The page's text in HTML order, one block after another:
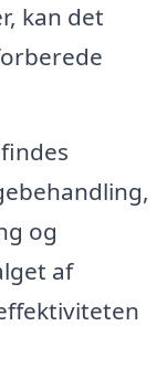
kan det
og
af